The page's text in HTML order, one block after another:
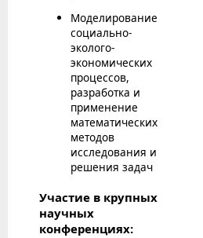
Моделирование
социально-
эколого-
экономических
процессов,
разработка и
применение
математических
методов
исследования и
решения задач
Участие в крупных
научных
конференциях: